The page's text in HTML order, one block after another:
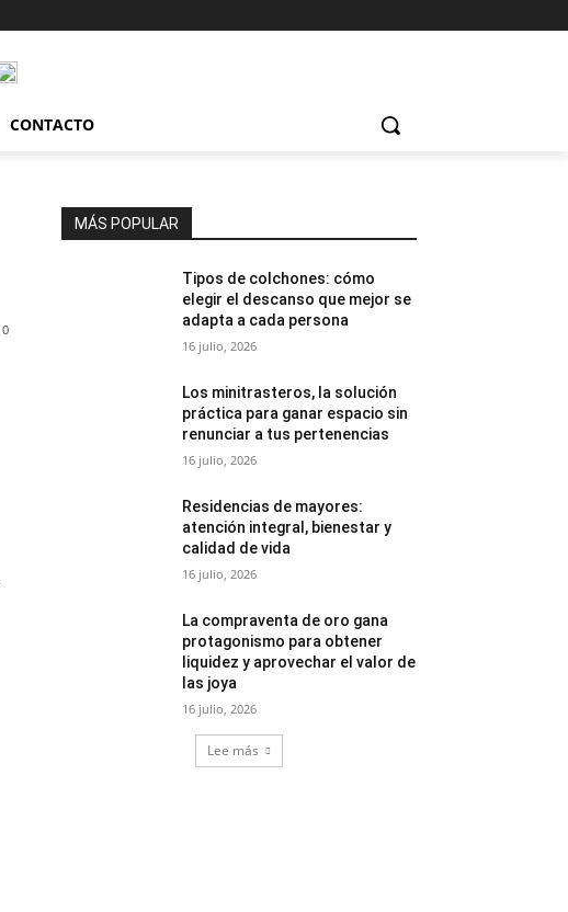
CONTACTO
0
MÁS POPULAR
Tipos de colchones: cómo
elegir el descanso que mejor se
adapta a cada persona
16 julio, 2026
Los minitrasteros, la solución
práctica para ganar espacio sin
renunciar a tus pertenencias
16 julio, 2026
Residencias de mayores:
atención integral, bienestar y
calidad de vida
16 julio, 2026
La compraventa de oro gana
protagonismo para obtener
liquidez y aprovechar el valor de
las joya
16 julio, 2026
Lee más